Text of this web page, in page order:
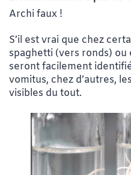
Archi faux !
S’il est vrai que chez
spaghetti (vers ronds) ou
seront facilement
vomitus, chez d’autres,
visibles du tout.